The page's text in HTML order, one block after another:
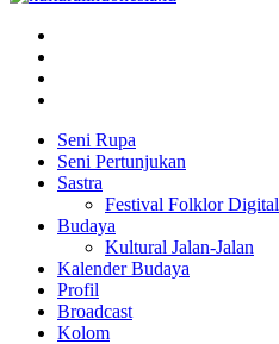
Seni Rupa
Seni Pertunjukan
Sastra
Festival Folklor Digital
Budaya
Kultural Jalan-Jalan
Kalender Budaya
Profil
Broadcast
Kolom